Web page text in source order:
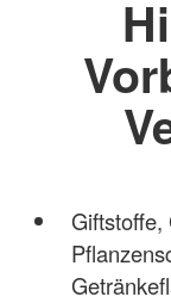
Giftstoffe,